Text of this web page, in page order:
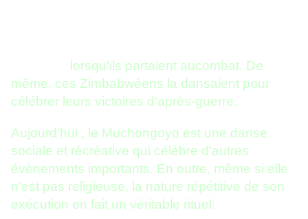
lorsqu'ils partaient aucombat. De
même, ces Zimbabwéens la dansaient pour
célébrer leurs victoires d'après-guerre.
Aujourd'hui , le Muchongoyo est une danse
sociale et récréative qui célèbre d'autres
évènements importants. En outre, même si elle
n'est pas religieuse, la nature répétitive de son
exécution en fait un véritable rituel.